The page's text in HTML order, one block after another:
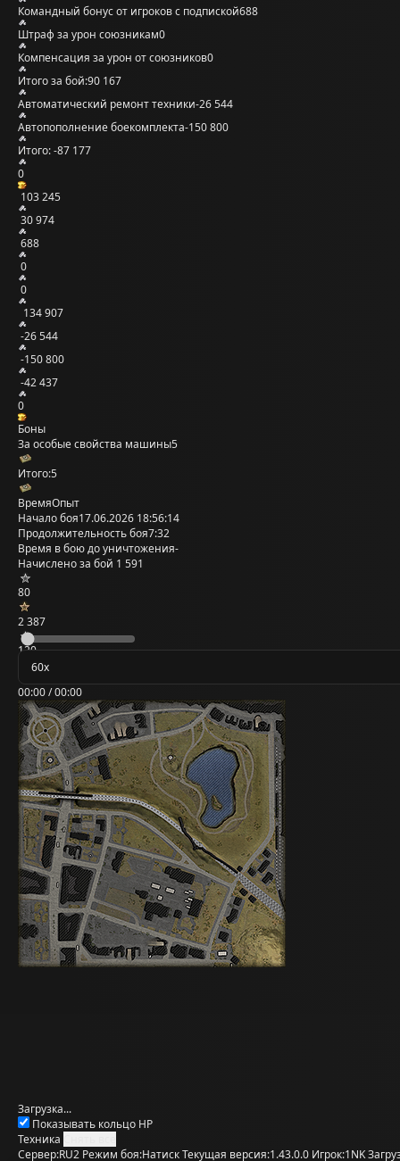
Командный бонус от игроков с подпиской688
Штраф за урон союзникам0
Компенсация за урон от союзников0
Итого за бой:90 167
Автоматический ремонт техники-26 544
Автопополнение боекомплекта-150 800
Итого:-87 177
0
103 245
30 974
688
0
0
134 907
-26 544
-150 800
-42 437
0
Боны
За особые свойства машины5
Итого:5
ВремяОпыт
Начало боя17.06.2026 18:56:14
Продолжительность боя7:32
Время в бою до уничтожения-
Начислено за бой 1 591
80
2 387
120
00:00 / 00:00
Загрузка...
Показывать кольцо HP
Техника
Сервер:RU2 Режим боя:НатискТекущая версия:1.43.0.0 Игрок:1NK